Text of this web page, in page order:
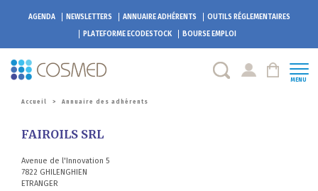
AGENDA NEWSLETTERS ANNUAIRE ADHÉRENTS
OUTILS RÉGLEMENTAIRES
PLATEFORMEECODESTOCK BOURSE EMPLOI
MENU
Accueil > Annuaire des adhérents
FAIROILS SRL
Avenue de l'Innovation 5
7822 GHILENGHIEN
ETRANGER